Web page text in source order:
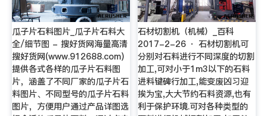
瓜子片石料图片_瓜子片石料大
全/细节图 - 搜好货网海量高清
搜好货网(www.912688.com)
提供各式各样的瓜子片石料图
片，涵盖了不同厂家的瓜子片石
料图片、不同型号的瓜子片石料
图片，方便用户通过产品详图选
石材切割机（机械）_百科
2017-2-26 · 石材切割机可
分别对石料进行不同深度的切割
加工,可对小于1m3以下的石料
进料键碑行加工,能变废凶习迎
挨为宝,大大节约石料资源,也有
利于保护环境.可对各种类型的